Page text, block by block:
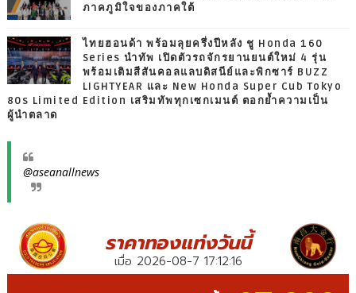
ภาคภูมิใจของภาคใต้
ไทยฮอนด้า พร้อมลุยครึ่งปีหลัง ชู Honda 160
Series นำทัพ เปิดตัวรถจักรยานยนต์ใหม่ 4 รุ่น
พร้อมเติมสีสันคอลแลบดิสนีย์และพิกซาร์ BUZZ
LIGHTYEAR และ New Honda Super Cub Tokyo
80s Limited Edition เสริมทัพทุกเซกเมนต์ ตอกย้ำความเป็น
ผู้นำตลาด
@aseanallnews